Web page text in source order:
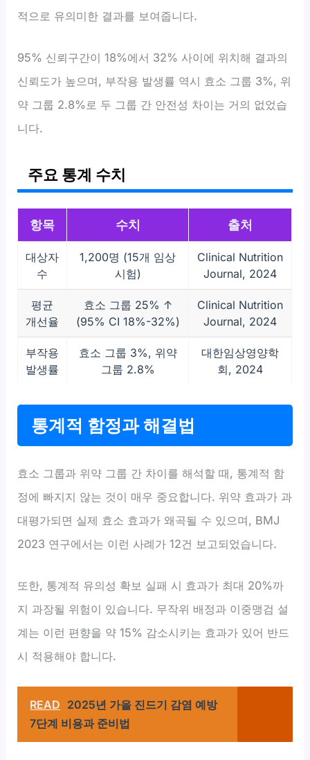
적으로 유의미한 결과를 보여줍니다.
95% 신뢰구간이 18%에서 32% 사이에 위치해 결과의
신뢰도가 높으며, 부작용 발생률 역시 효소 그룹 3%, 위
약 그룹 2.8%로 두 그룹 간 안전성 차이는 거의 없었습
니다.
주요 통계 수치
항목 수치 출처
대상자
수
1,200명 (15개 임상
시험)
Clinical Nutrition
Journal, 2024
평균
개선율
효소 그룹 25% ↑
(95% CI 18%-32%)
Clinical Nutrition
Journal, 2024
부작용
발생률
효소 그룹 3%, 위약
그룹 2.8%
대한임상영양학
회, 2024
통계적 함정과 해결법
효소 그룹과 위약 그룹 간 차이를 해석할 때, 통계적 함
정에 빠지지 않는 것이 매우 중요합니다. 위약 효과가 과
대평가되면 실제 효소 효과가 왜곡될 수 있으며, BMJ
2023 연구에서는 이런 사례가 12건 보고되었습니다.
또한, 통계적 유의성 확보 실패 시 효과가 최대 20%까
지 과장될 위험이 있습니다. 무작위 배정과 이중맹검 설
계는 이런 편향을 약 15% 감소시키는 효과가 있어 반드
시 적용해야 합니다.
READ 2025년 가을 진드기 감염 예방
7단계 비용과 준비법